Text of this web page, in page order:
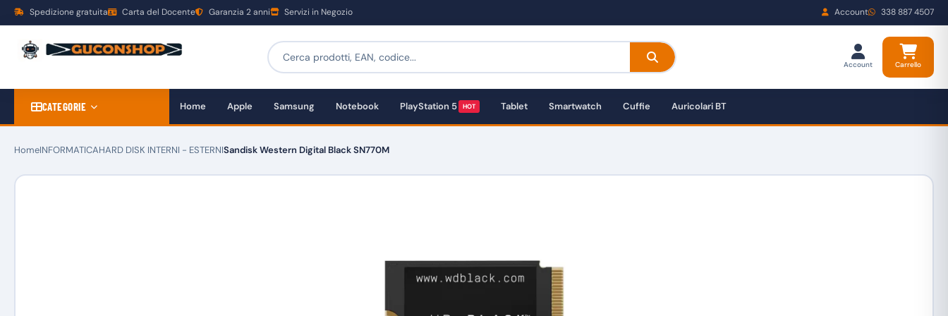
Spedizione gratuita Carta del Docente Garanzia 2 anni Servizi in Negozio Account 338 887 4507
Account Carrello
CATEGORIE Home Apple Samsung Notebook PlayStation 5 HOT Tablet Smartwatch Cuffie Auricolari BT
HomeINFORMATICAHARD DISK INTERNI - ESTERNISandisk Western Digital Black SN770M